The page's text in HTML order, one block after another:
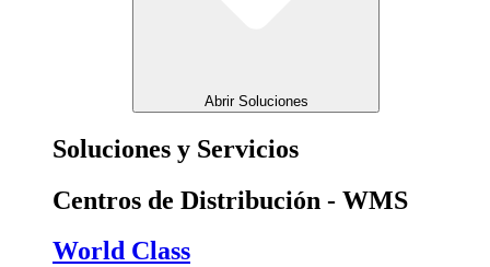
Abrir Soluciones
Soluciones y Servicios
Centros de Distribución - WMS
World Class